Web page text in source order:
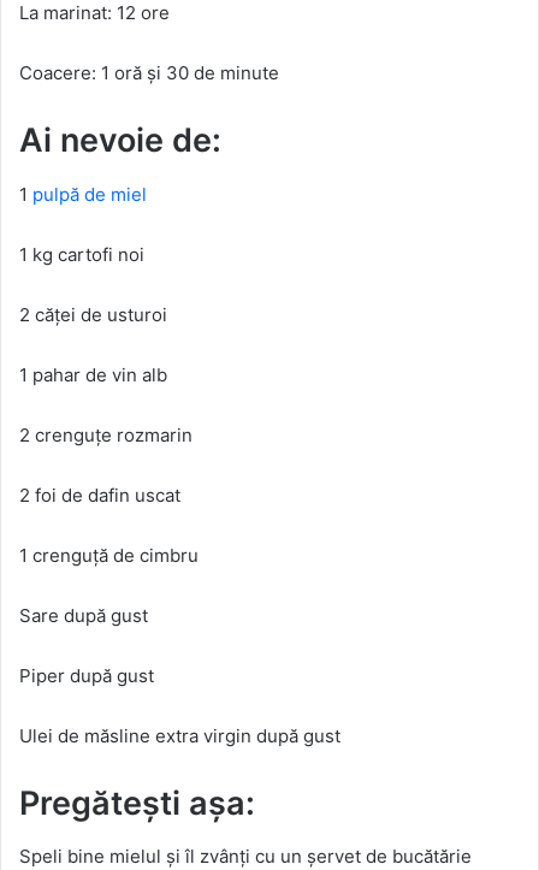
La marinat: 12 ore
Coacere: 1 oră și 30 de minute
Ai nevoie de:
1 pulpă de miel
1 kg cartofi noi
2 căței de usturoi
1 pahar de vin alb
2 crenguțe rozmarin
2 foi de dafin uscat
1 crenguță de cimbru
Sare după gust
Piper după gust
Ulei de măsline extra virgin după gust
Pregătești așa:
Speli bine mielul și îl zvânți cu un șervet de bucătărie